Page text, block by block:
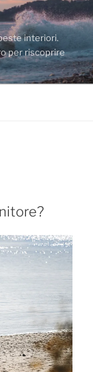
interiori.
per riscoprire